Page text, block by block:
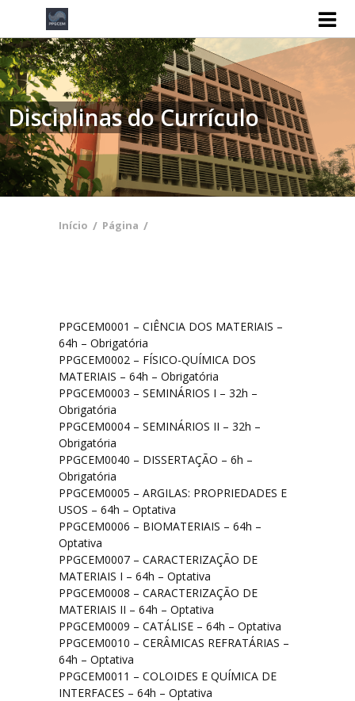
Área de Concentração e Linhas de Pesquisa
Corpo Docente
Processos Seletivos
Processo Seletivo 2026
Processo Seletivo 2025
Calendário Acadêmico
Disciplinas do Currículo
Disciplinas do Currículo
Início / Página /
PPGCEM0001 – CIÊNCIA DOS MATERIAIS –
64h – Obrigatória
PPGCEM0002 – FÍSICO-QUÍMICA DOS
MATERIAIS – 64h – Obrigatória
PPGCEM0003 – SEMINÁRIOS I – 32h –
Obrigatória
PPGCEM0004 – SEMINÁRIOS II – 32h –
Obrigatória
PPGCEM0040 – DISSERTAÇÃO – 6h –
Obrigatória
PPGCEM0005 – ARGILAS: PROPRIEDADES E
USOS – 64h – Optativa
PPGCEM0006 – BIOMATERIAIS – 64h –
Optativa
PPGCEM0007 – CARACTERIZAÇÃO DE
MATERIAIS I – 64h – Optativa
PPGCEM0008 – CARACTERIZAÇÃO DE
MATERIAIS II – 64h – Optativa
PPGCEM0009 – CATÁLISE – 64h – Optativa
PPGCEM0010 – CERÂMICAS REFRATÁRIAS –
64h – Optativa
PPGCEM0011 – COLOIDES E QUÍMICA DE
INTERFACES – 64h – Optativa